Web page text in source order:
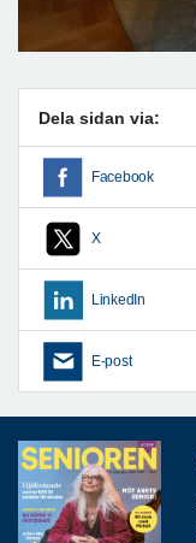
Dela sidan via:
Facebook
X
LinkedIn
E-post